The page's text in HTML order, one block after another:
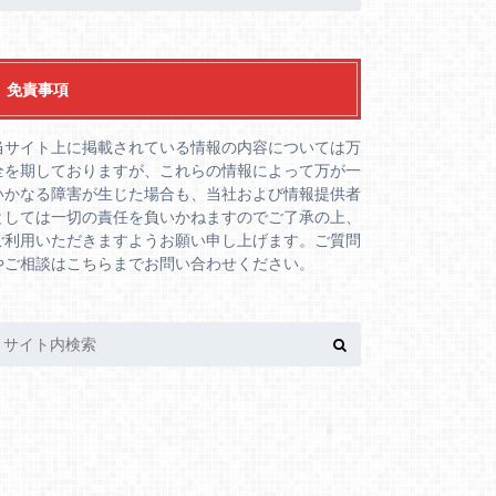
免責事項
サイト上に掲載されている情報の内容については万
を期しておりますが、これらの情報によって万が一
かなる障害が生じた場合も、当社および情報提供者
しては一切の責任を負いかねますのでご了承の上、
利用いただきますようお願い申し上げます。ご質問
ご相談はこちら までお問い合わせください。